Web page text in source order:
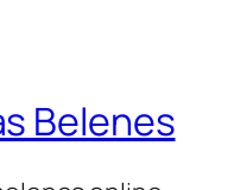
Belenes